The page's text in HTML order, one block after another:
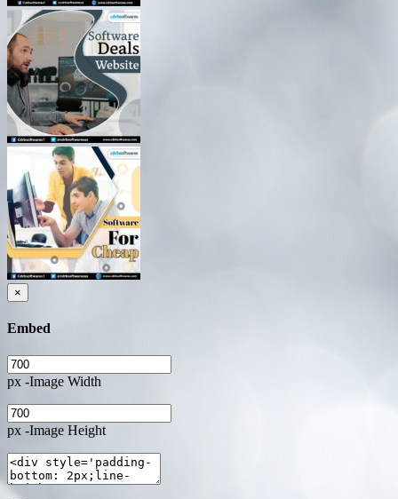
×
Embed
px -Image Width
px -Image Height